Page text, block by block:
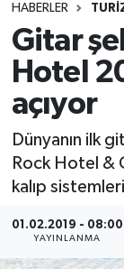
HABERLER
Gitar
Hotel
açıyor
Dünyanın ilk
Rock Hotel &
kalıp
01.02.2019 - 08:00
YAYINLANMA
ETKİNLİK
GÜNCEL
HABERLER
KAPAK
SEKTÖR